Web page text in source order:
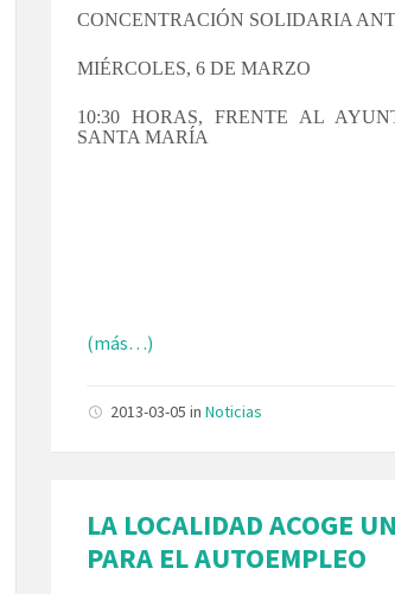
CONCENTRACIÓN SOLIDARIA
MIÉRCOLES, 6 DE MARZO
10:30 HORAS, FRENTE AL
SANTA MARÍA
(más…)
2013-03-05inNoticias
LA LOCALIDAD ACOGE
PARA EL AUTOEMPLEO